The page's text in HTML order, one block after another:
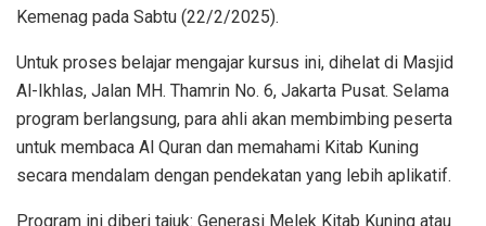
Kemenag pada Sabtu (22/2/2025).
Untuk proses belajar mengajar kursus ini, dihelat di Masjid
Al-Ikhlas, Jalan MH. Thamrin No. 6, Jakarta Pusat. Selama
program berlangsung, para ahli akan membimbing peserta
untuk membaca Al Quran dan memahami Kitab Kuning
secara mendalam dengan pendekatan yang lebih aplikatif.
Program ini diberi tajuk: Generasi Melek Kitab Kuning atau